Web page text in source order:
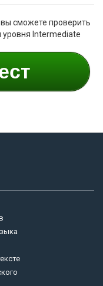
сможете проверить
уровня Intermediate